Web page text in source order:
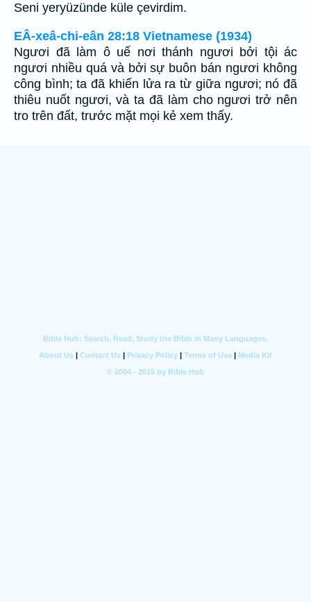
Seni yeryüzünde küle çevirdim.
EÂ-xeâ-chi-eân 28:18 Vietnamese (1934)
Ngươi đã làm ô uế nơi thánh ngươi bởi tội ác
ngươi nhiều quá và bởi sự buôn bán ngươi không
công bình; ta đã khiến lửa ra từ giữa ngươi; nó đã
thiêu nuốt ngươi, và ta đã làm cho ngươi trở nên
tro trên đất, trước mặt mọi kẻ xem thấy.